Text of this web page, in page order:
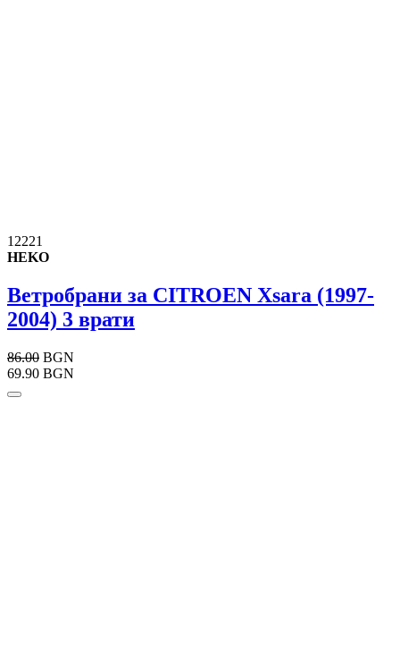
12221
HEKO
Ветробрани за CITROEN Xsara (1997-
2004) 3 врати
86.00 BGN
69.90 BGN